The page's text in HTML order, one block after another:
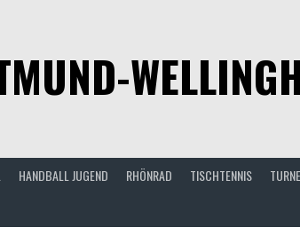
HANDBALL JUGEND RHÖNRAD TISCHTENNIS